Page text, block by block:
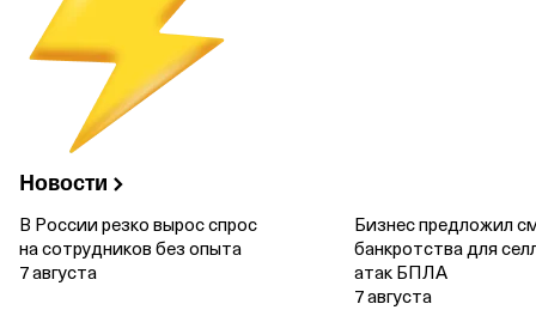
Новости
В России резко вырос спрос
на сотрудников без опыта
7 августа
Бизнес предложил
банкротства для
атак БПЛА
7 августа